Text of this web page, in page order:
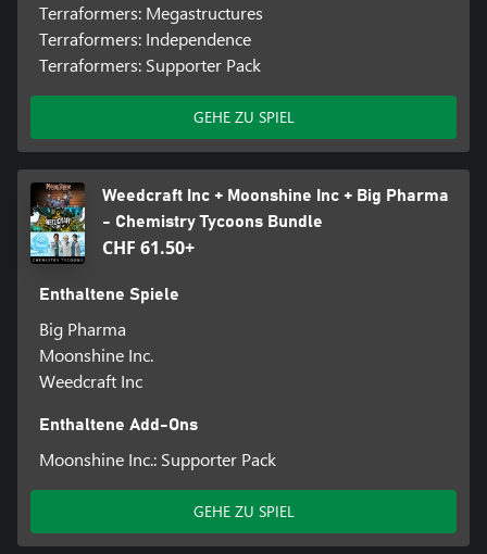
Terraformers: Megastructures
Terraformers: Independence
Terraformers: Supporter Pack
GEHE ZU SPIEL
Weedcraft Inc + Moonshine Inc + Big Pharma
- Chemistry Tycoons Bundle
CHF 61.50+
Enthaltene Spiele
Big Pharma
Moonshine Inc.
Weedcraft Inc
Enthaltene Add-Ons
Moonshine Inc.: Supporter Pack
GEHE ZU SPIEL